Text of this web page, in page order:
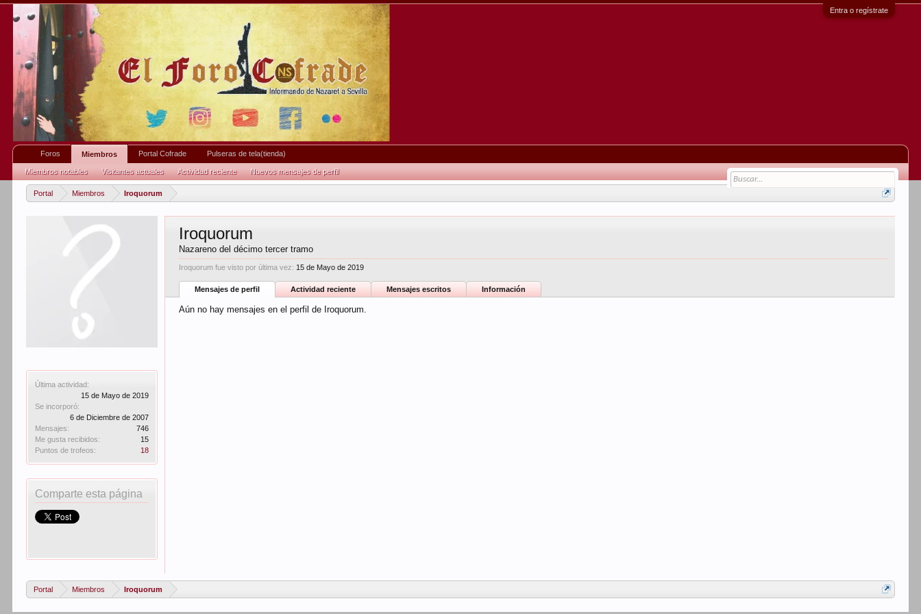
Entra o regístrate
Portal Miembros Iroquorum
Última actividad:
15 de Mayo de 2019
Se incorporó:
6 de Diciembre de 2007
Mensajes:
746
Me gusta recibidos:
15
Puntos de trofeos:
18
Comparte esta página
Iroquorum
Nazareno del décimo tercer tramo
Iroquorum fue visto por última vez: 15 de Mayo de 2019
Mensajes de perfil Actividad reciente Mensajes escritos Información
Aún no hay mensajes en el perfil de Iroquorum.
Portal Miembros Iroquorum
Foros Miembros
Miembros notables Visitantes actuales Actividad reciente Nuevos mensajes de perfil
Portal Cofrade Pulseras de tela(tienda)